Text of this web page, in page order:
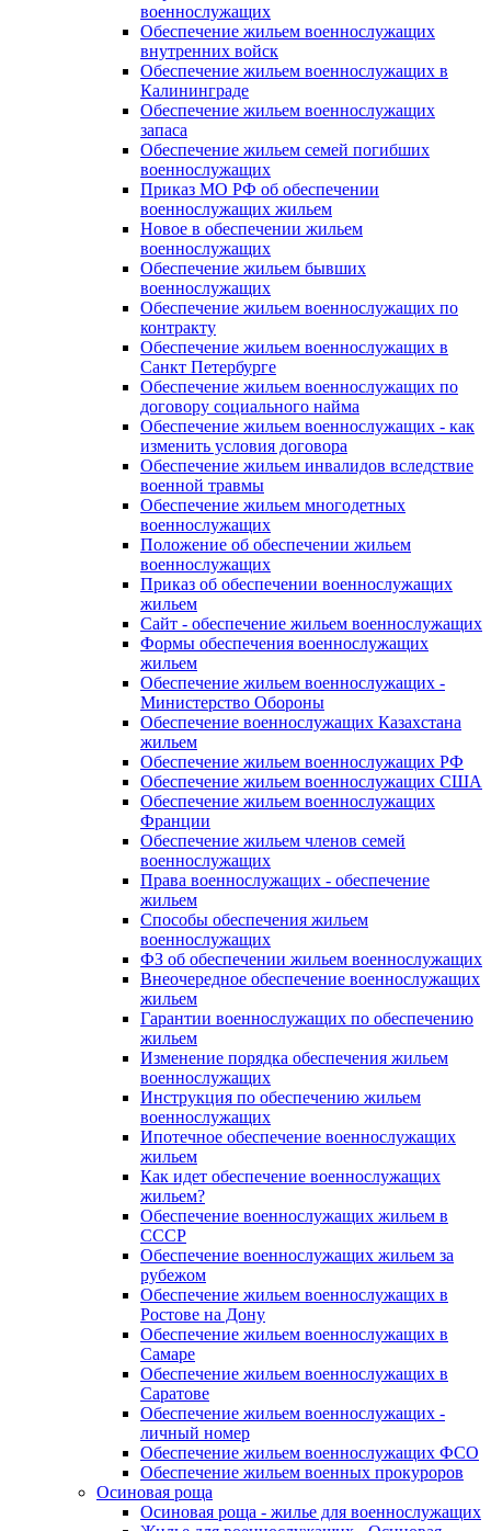
военнослужащих
Обеспечение жильем военнослужащих
внутренних войск
Обеспечение жильем военнослужащих в
Калининграде
Обеспечение жильем военнослужащих
запаса
Обеспечение жильем семей погибших
военнослужащих
Приказ МО РФ об обеспечении
военнослужащих жильем
Новое в обеспечении жильем
военнослужащих
Обеспечение жильем бывших
военнослужащих
Обеспечение жильем военнослужащих по
контракту
Обеспечение жильем военнослужащих в
Санкт Петербурге
Обеспечение жильем военнослужащих по
договору социального найма
Обеспечение жильем военнослужащих - как
изменить условия договора
Обеспечение жильем инвалидов вследствие
военной травмы
Обеспечение жильем многодетных
военнослужащих
Положение об обеспечении жильем
военнослужащих
Приказ об обеспечении военнослужащих
жильем
Сайт - обеспечение жильем военнослужащих
Формы обеспечения военнослужащих
жильем
Обеспечение жильем военнослужащих -
Министерство Обороны
Обеспечение военнослужащих Казахстана
жильем
Обеспечение жильем военнослужащих РФ
Обеспечение жильем военнослужащих США
Обеспечение жильем военнослужащих
Франции
Обеспечение жильем членов семей
военнослужащих
Права военнослужащих - обеспечение
жильем
Способы обеспечения жильем
военнослужащих
ФЗ об обеспечении жильем военнослужащих
Внеочередное обеспечение военнослужащих
жильем
Гарантии военнослужащих по обеспечению
жильем
Изменение порядка обеспечения жильем
военнослужащих
Инструкция по обеспечению жильем
военнослужащих
Ипотечное обеспечение военнослужащих
жильем
Как идет обеспечение военнослужащих
жильем?
Обеспечение военнослужащих жильем в
СССР
Обеспечение военнослужащих жильем за
рубежом
Обеспечение жильем военнослужащих в
Ростове на Дону
Обеспечение жильем военнослужащих в
Самаре
Обеспечение жильем военнослужащих в
Саратове
Обеспечение жильем военнослужащих -
личный номер
Обеспечение жильем военнослужащих ФСО
Обеспечение жильем военных прокуроров
Осиновая роща
Осиновая роща - жилье для военнослужащих